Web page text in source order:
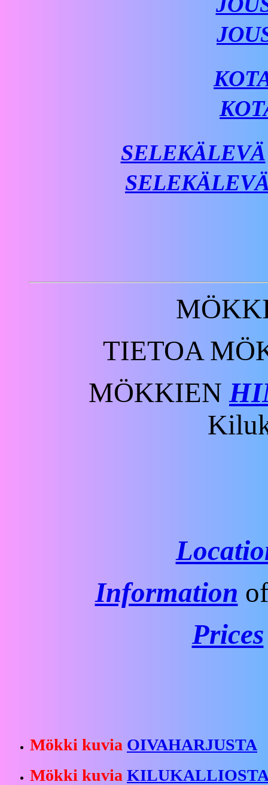
SELEKÄLEVÄ
TIETOA
MÖKKIEN
Information
Prices
Mökki kuvia OIVAHARJUSTA
Mökki kuvia